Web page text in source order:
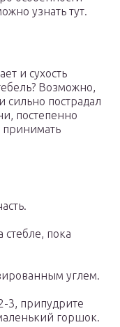
узнать тут.
и сухость
Возможно,
сильно пострадал
постепенно
принимать
стебле, пока
углем.
3, припудрите
горшок.